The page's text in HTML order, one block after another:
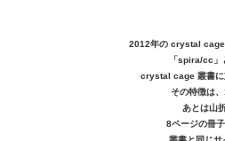
2012年の crystal cage
「spira/cc」
crystal cage 叢書に
その特徴は
あとは山
8ページの冊